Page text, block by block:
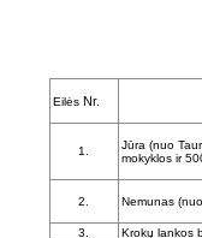
Eilės Nr.
1.
Jūra (nuo
mokyklos ir
2. Nemunas
3. Krokų lankos